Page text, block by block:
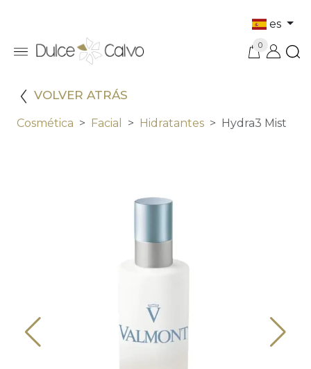
es
0
VOLVER ATRÁS
Cosmética Facial Hidratantes Hydra3 Mist